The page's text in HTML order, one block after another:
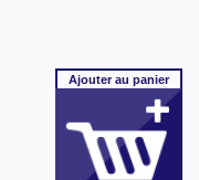
Ajouterau panier